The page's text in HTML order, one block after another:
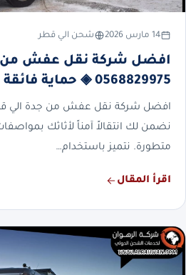
14 مارس 2026 شحن الي قطر
افضل شركة نقل عفش من
0568829975 ◈ حماية فائقة
افضل شركة نقل عفش من جدة الي
نضمن لك انتقالاً آمناً لأثاثك
متطورة. نتميز باستخدام…
اقرأ المقال